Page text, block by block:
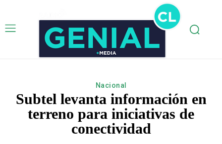
Nacional
Subtel levanta información en
terreno para iniciativas de
conectividad